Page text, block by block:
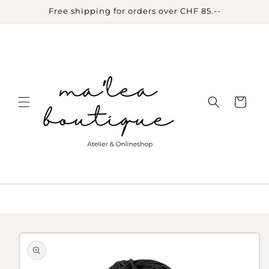
Skip toFree shipping for orders over CHF 85.--
Cart
Skip to
product
information